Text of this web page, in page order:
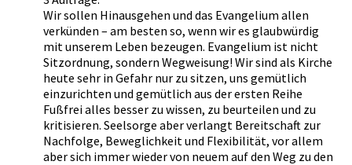
Wir sollen Hinausgehen und das Evangelium allen
verkünden – am besten so, wenn wir es glaubwürdig
mit unserem Leben bezeugen. Evangelium ist nicht
Sitzordnung, sondern Wegweisung! Wir sind als Kirche
heute sehr in Gefahr nur zu sitzen, uns gemütlich
einzurichten und gemütlich aus der ersten Reihe
Fußfrei alles besser zu wissen, zu beurteilen und zu
kritisieren. Seelsorge aber verlangt Bereitschaft zur
Nachfolge, Beweglichkeit und Flexibilität, vor allem
aber sich immer wieder von neuem auf den Weg zu den